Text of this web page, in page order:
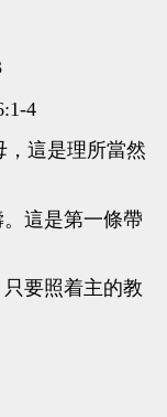
4
，這是理所當然
這是第一條帶
要照着主的教